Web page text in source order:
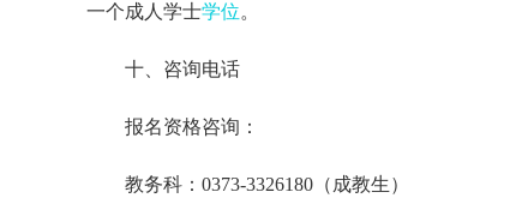
一个成人学士学位。
十、咨询电话
报名资格咨询：
教务科：0373-3326180（成教生）